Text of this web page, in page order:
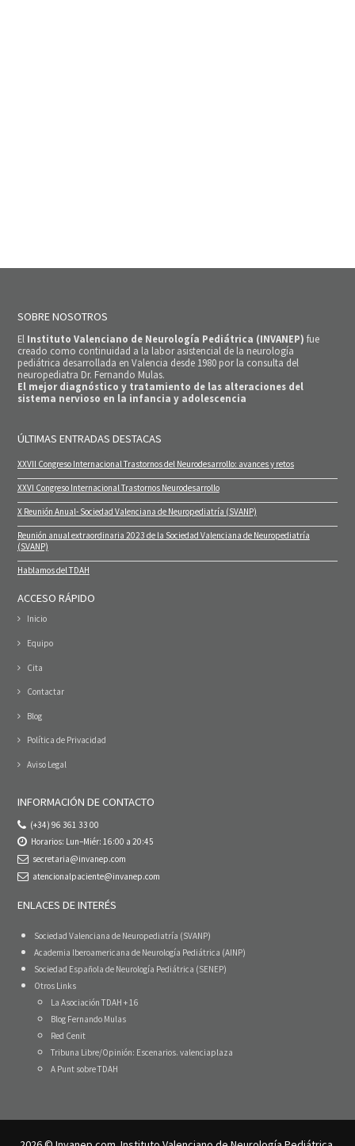
SOBRE NOSOTROS
El Instituto Valenciano de Neurología Pediátrica (INVANEP) fue
creado como continuidad a la labor asistencial de la neurología
pediátrica desarrollada en Valencia desde 1980 por la consulta del
neuropediatra Dr. Fernando Mulas.
El mejor diagnóstico y tratamiento de las alteraciones del
sistema nervioso en la infancia y adolescencia
ÚLTIMAS ENTRADAS DESTACAS
XXVII Congreso Internacional Trastornos del Neurodesarrollo: avances y retos
XXVI Congreso Internacional Trastornos Neurodesarrollo
X Reunión Anual- Sociedad Valenciana de Neuropediatría (SVANP)
Reunión anual extraordinaria 2023 de la Sociedad Valenciana de Neuropediatría
(SVANP)
Hablamos del TDAH
ACCESO RÁPIDO
Inicio
Equipo
Cita
Contactar
Blog
Política de Privacidad
Aviso Legal
INFORMACIÓN DE CONTACTO
(+34) 96 361 33 00
Horarios: Lun–Miér: 16:00 a 20:45
secretaria@invanep.com
atencionalpaciente@invanep.com
ENLACES DE INTERÉS
Sociedad Valenciana de Neuropediatría (SVANP)
Academia Iberoamericana de Neurología Pediátrica (AINP)
Sociedad Española de Neurología Pediátrica (SENEP)
Otros Links
La Asociación TDAH + 16
Blog Fernando Mulas
Red Cenit
Tribuna Libre/Opinión: Escenarios. valenciaplaza
A Punt sobre TDAH